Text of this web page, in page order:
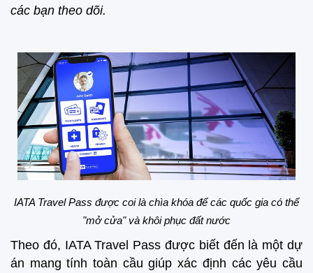
các bạn theo dõi.
IATA Travel Pass được coi là chìa khóa để các quốc gia có thể
"mở cửa" và khôi phục đất nước
Theo đó, IATA Travel Pass được biết đến là một dự
án mang tính toàn cầu giúp xác định các yêu cầu